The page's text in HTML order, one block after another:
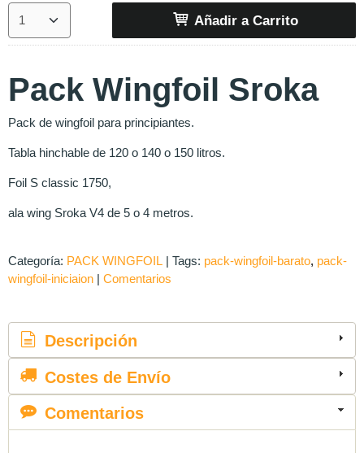
Añadir a Carrito
Pack Wingfoil Sroka
Pack de wingfoil para principiantes.
Tabla hinchable de 120 o 140 o 150 litros.
Foil S classic 1750,
ala wing Sroka V4 de 5 o 4 metros.
Categoría: PACK WINGFOIL | Tags: pack-wingfoil-barato pack-
wingfoil-iniciaion | Comentarios
Descripción
Costes de Envío
Comentarios